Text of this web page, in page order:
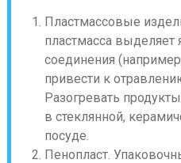
Пластмассовые
пластмасса
соединения
привести к
Разогревать
в стеклянной,
посуде.
Пенопласт.